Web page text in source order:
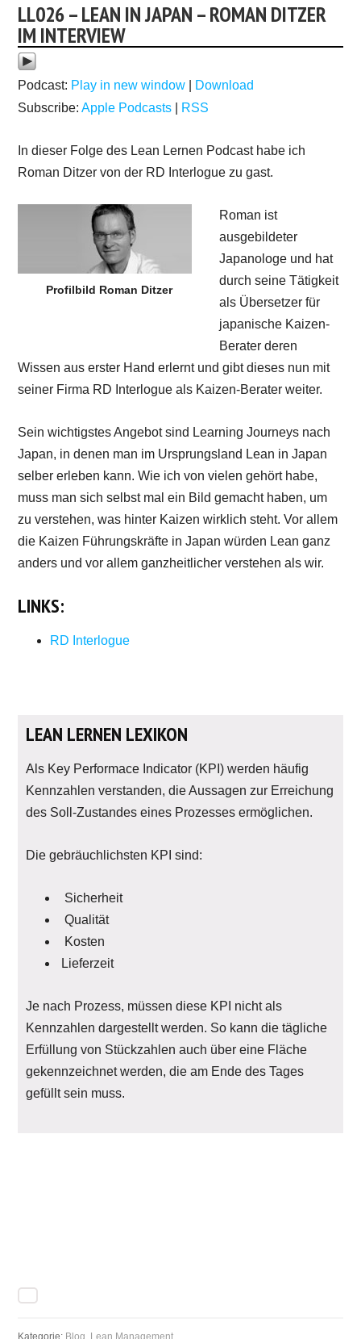
LL026 – LEAN IN JAPAN – ROMAN DITZER
IM INTERVIEW
Podcast: Play in new window
Download
Subscribe:Apple Podcasts RSS
In dieser Folge des Lean Lernen Podcast habe ich
Roman Ditzer von der RD Interlogue zu gast.
Profilbild Roman Ditzer
Roman ist
ausgebildeter
Japanologe und hat
durch seine Tätigkeit
als Übersetzer für
japanische Kaizen-
Berater deren
Wissen aus erster Hand erlernt und gibt dieses nun mit
seiner Firma RD Interlogue als Kaizen-Berater weiter.
Sein wichtigstes Angebot sind Learning Journeys nach
Japan, in denen man im Ursprungsland Lean in Japan
selber erleben kann. Wie ich von vielen gehört habe,
muss man sich selbst mal ein Bild gemacht haben, um
zu verstehen, was hinter Kaizen wirklich steht. Vor allem
die Kaizen Führungskräfte in Japan würden Lean ganz
anders und vor allem ganzheitlicher verstehen als wir.
LINKS:
RD Interlogue
LEAN LERNEN LEXIKON
Als Key Performace Indicator (KPI) werden häufig
Kennzahlen verstanden, die Aussagen zur Erreichung
des Soll-Zustandes eines Prozesses ermöglichen.
Die gebräuchlichsten KPI sind:
Sicherheit
Qualität
Kosten
Lieferzeit
Je nach Prozess, müssen diese KPI nicht als
Kennzahlen dargestellt werden. So kann die tägliche
Erfüllung von Stückzahlen auch über eine Fläche
gekennzeichnet werden, die am Ende des Tages
gefüllt sein muss.
Kategorie: Blog Lean Management